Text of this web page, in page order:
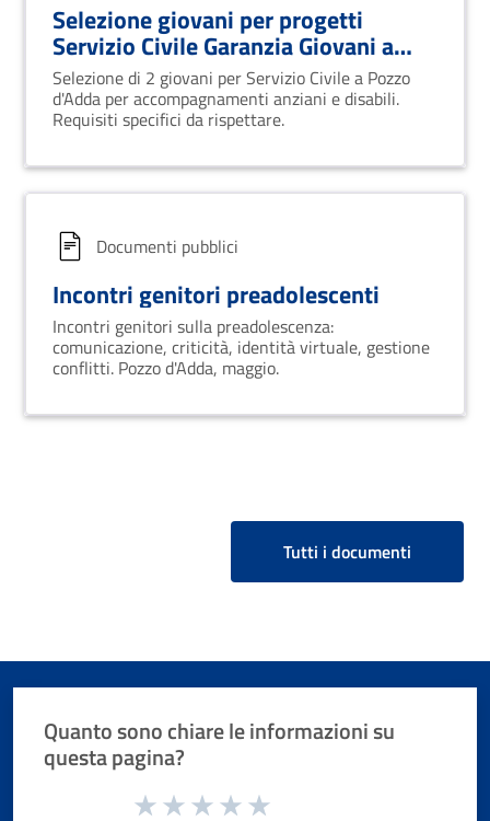
Selezione giovani per progetti
Servizio Civile Garanzia Giovani a
Pozzo d'Adda
Selezione di 2 giovani per Servizio Civile a Pozzo
d'Adda per accompagnamenti anziani e disabili.
Requisiti specifici da rispettare.
Documenti pubblici
Incontri genitori preadolescenti
Incontri genitori sulla preadolescenza:
comunicazione, criticità, identità virtuale, gestione
conflitti. Pozzo d'Adda, maggio.
Tutti i documenti
Quanto sono chiare le informazioni su
questa pagina?
Valuta da 1 a 5 stelle la pagina